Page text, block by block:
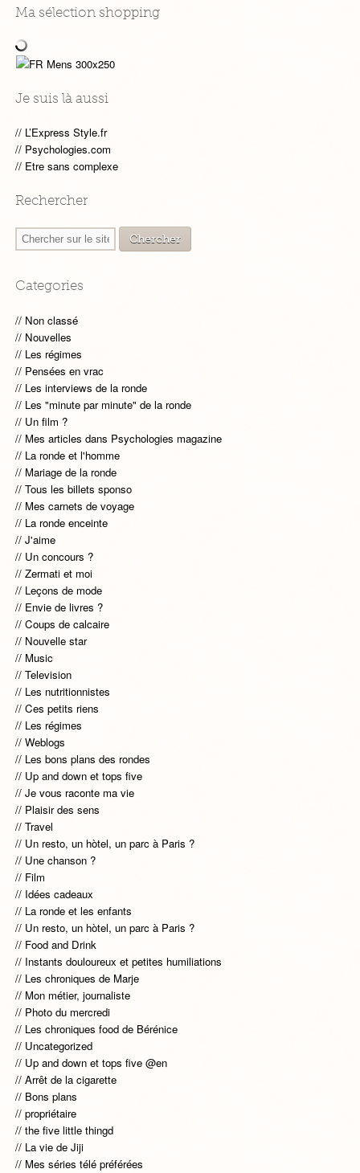
Ma sélection shopping
Je suis là aussi
L’Express Style.fr
Psychologies.com
Etre sans complexe
Rechercher
Categories
Non classé
Nouvelles
Les régimes
Pensées en vrac
Les interviews de la ronde
Les "minute par minute" de la ronde
Un film ?
Mes articles dans Psychologies magazine
La ronde et l'homme
Mariage de la ronde
Tous les billets sponso
Mes carnets de voyage
La ronde enceinte
J'aime
Un concours ?
Zermati et moi
Leçons de mode
Envie de livres ?
Coups de calcaire
Nouvelle star
Music
Television
Les nutritionnistes
Ces petits riens
Les régimes
Weblogs
Les bons plans des rondes
Up and down et tops five
Je vous raconte ma vie
Plaisir des sens
Travel
Un resto, un hòtel, un parc à Paris ?
Une chanson ?
Film
Idées cadeaux
La ronde et les enfants
Un resto, un hòtel, un parc à Paris ?
Food and Drink
Instants douloureux et petites humiliations
Les chroniques de Marje
Mon métier, journaliste
Photo du mercredi
Les chroniques food de Bérénice
Uncategorized
Up and down et tops five @en
Arrêt de la cigarette
Bons plans
propriétaire
the five little thingd
La vie de Jiji
Mes séries télé préférées